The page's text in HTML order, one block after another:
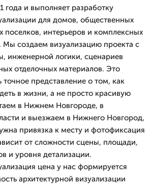
года и выполняет разработку
для домов, общественных
поселков, интерьеров и комплексных
Мы создаем визуализацию проекта с
инженерной логики, сценариев
отделочных материалов. Это
точное представление о том, как
в жизни, а не просто красивую
в Нижнем Новгороде, в
и выезжаем в Нижнего Новгород,
привязка к месту и фотофиксация
от сложности сцены, площади,
и уровня детализации.
цена у нас формируется
архитектурной визуализации